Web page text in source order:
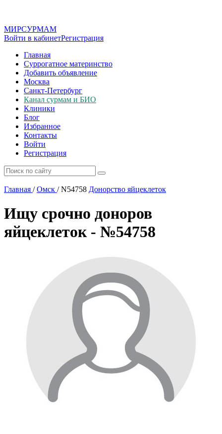
МИРСУРМАМ
Войти в кабинетРегистрация
Главная
Суррогатное материнство
Добавить объявление
Москва
Санкт-Петербург
Канал сурмам и БИО
Клиники
Блог
Избранное
Контакты
Войти
Регистрация
Главная / Омск /N54758 Донорство яйцеклеток
Ищу срочно доноров
яйцеклеток - №54758